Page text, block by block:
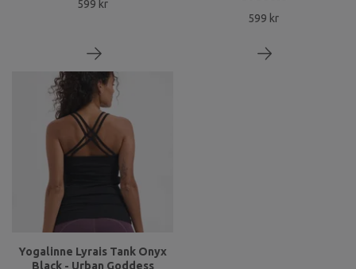
599 kr
599 kr
Yogalinne Lyrais Tank Onyx
Black - Urban Goddess